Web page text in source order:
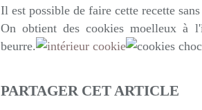
Il est possible de faire cette recette
On obtient des cookies moelleux à
beurre.
PARTAGER CET ARTICLE